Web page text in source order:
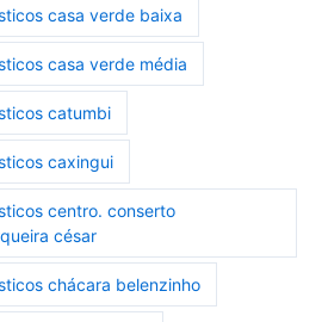
casa verde baixa
casa verde média
catumbi
caxingui
centro. conserto
césar
chácara belenzinho